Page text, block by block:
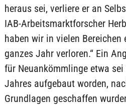
heraus sei, verliere er an
IAB-Arbeitsmarktforscher
haben wir in vielen Bereichen
ganzes Jahr verloren.“ Ein
für Neuankömmlinge etwa sei
Jahres aufgebaut worden,
Grundlagen geschaffen